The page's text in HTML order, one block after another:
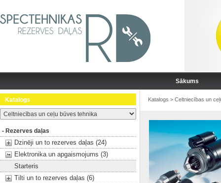
Sākums
Katalogs
- Rezerves daļas
Dzinēji un to rezerves daļas (24)
Elektronika un apgaismojums (3)
Starteris
Tilti un to rezerves daļas (6)
Katalogs > Celtniecības un